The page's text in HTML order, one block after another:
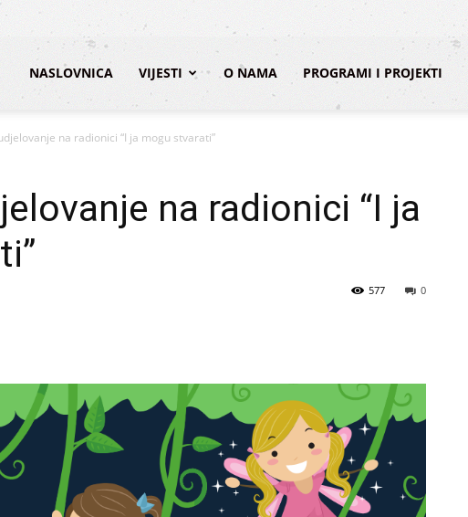
NASLOVNICA VIJESTI O NAMA PROGRAMI I PROJEKTI
na radionici “I ja mogu stvarati”
na radionici “I ja
0
577